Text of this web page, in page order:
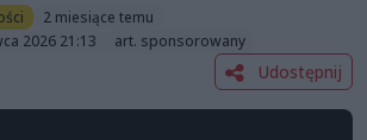
2 miesiące temu
2026 21:13
art. sponsorowany
Udostępnij